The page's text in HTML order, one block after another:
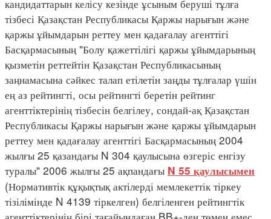
кандидаттарын келісу кезінде ұсыным беруші тұлға
тізбесі Қазақстан Республикасы Қаржы нарығын және
қаржы ұйымдарын реттеу мен қадағалау агенттігі
Басқармасының "Болу қажеттілігі қаржы ұйымдарының
қызметін реттейтін Қазақстан Республикасының
заңнамасына сәйкес талап етілетін заңды тұлғалар үшін
ең аз рейтингті, осы рейтингті беретін рейтинг
агенттіктерінің тізбесін белгілеу, сондай-ақ Қазақстан
Республикасы Қаржы нарығын және қаржы ұйымдарын
реттеу мен қадағалау агенттігі Басқармасының 2004
жылғы 25 қазандағы N 304 қаулысына өзгеріс енгізу
туралы" 2006 жылғы 25 ақпандағы N 55 қаулысымен
(Нормативтік құқықтық актілерді мемлекеттік тіркеу
тізілімінде N 4139 тіркелген) белгіленген рейтингтік